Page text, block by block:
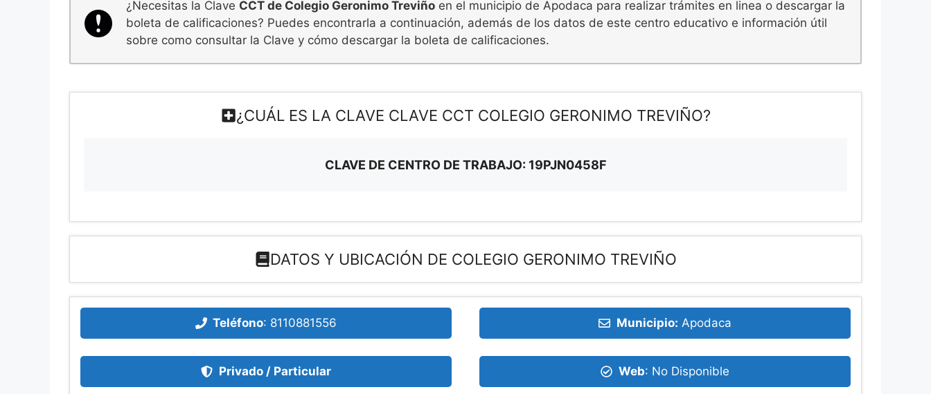
¿Necesitas la Clave CCT de Colegio Geronimo Treviño en el municipio de Apodaca para realizar trámites en linea o descargar la
boleta de calificaciones? Puedes encontrarla a continuación, además de los datos de este centro educativo e información útil
sobre como consultar la Clave y cómo descargar la boleta de calificaciones.
¿CUÁL ES LA CLAVE CLAVE CCT COLEGIO GERONIMO TREVIÑO?
CLAVE DE CENTRO DE TRABAJO: 19PJN0458F
DATOS Y UBICACIÓN DE COLEGIO GERONIMO TREVIÑO
Teléfono: 8110881556 Municipio: Apodaca
Privado / Particular Web: No Disponible